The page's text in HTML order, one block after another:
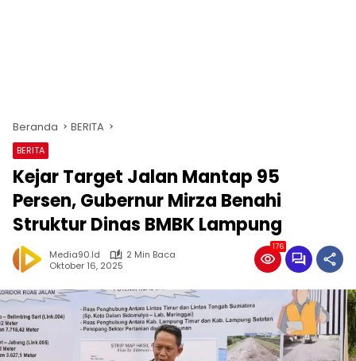
Beranda BERITA
BERITA
Kejar Target Jalan Mantap 95
Persen, Gubernur Mirza Benahi
Struktur Dinas BMBK Lampung
Media90.id
2 Min Baca
Oktober 16, 2025
176